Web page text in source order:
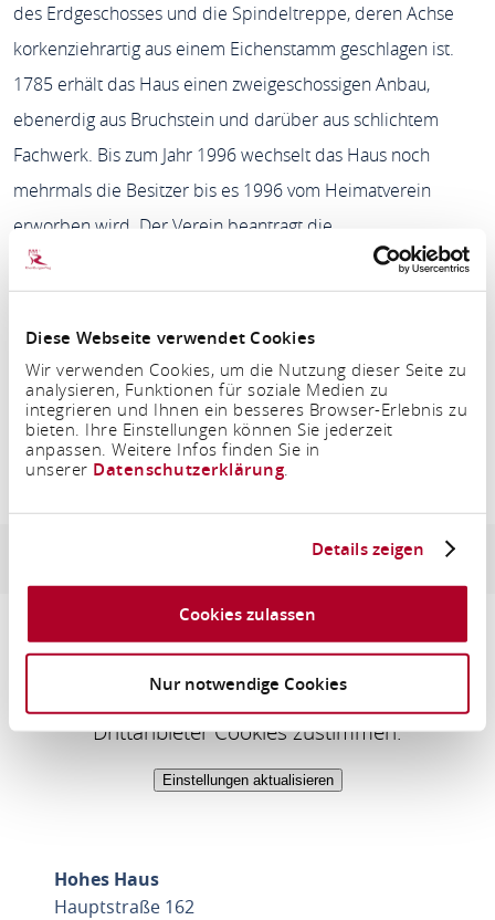
Diese Webseite verwendet Cookies
Wir verwenden Cookies, um die Nutzung dieser Seite zu
analysieren, Funktionen für soziale Medien zu
integrieren und Ihnen ein besseres Browser-Erlebnis zu
bieten. Ihre Einstellungen können Sie jederzeit
anpassen. Weitere Infos finden Sie in
unserer Datenschutzerklärung
Details zeigen
Cookies zulassen
Nur notwendige Cookies
des Erdgeschosses und die Spindeltreppe, deren Achse
korkenziehrartig aus einem Eichenstamm geschlagen ist.
1785 erhält das Haus einen zweigeschossigen Anbau,
ebenerdig aus Bruchstein und darüber aus schlichtem
Fachwerk. Bis zum Jahr 1996 wechselt das Haus noch
mehrmals die Besitzer bis es 1996 vom Heimatverein
erworben wird. Der Verein beantragt die
Unterschutzstellung nach dem Denkmalschutzgesetz und
richtet mit fachlicher Beratung und Unterstützung durch die
Denkmalbehörde und zahlreiche Bad Hönninger Bürger
sowie Industrie- und Handwerksbetriebe ein
Heimatmuseum ein. Im Mai 2000 wird das Hohe Haus mit
dem Heimatmuseum eröffnet.
Heimatmuseum "Hohes Haus"
Öffnungszeiten
Um diesen Inhalt zu sehen müssen Sie den
Drittanbieter Cookies zustimmen.
Einstellungen aktualisieren
Hohes Haus
Hauptstraße 162